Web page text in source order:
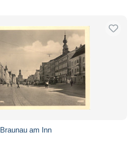
Braunau am Inn